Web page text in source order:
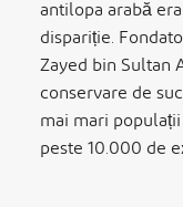
antilopa arabă
dispariție.
Zayed bin Sultan
conservare de
mai mari
peste 10.000 de